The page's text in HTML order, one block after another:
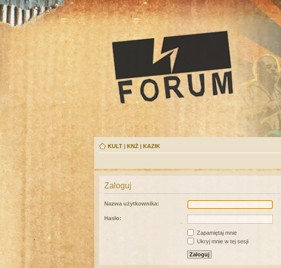
KULT | KNŻ | KAZIK
Zaloguj
Nazwa użytkownika:
Hasło:
Zapamiętaj mnie
Ukryj mnie w tej sesji